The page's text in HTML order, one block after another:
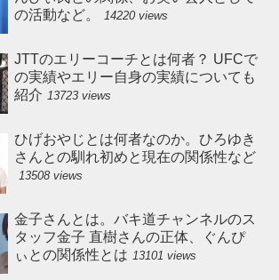
の活動など。
14220 views
JTTのエリーコーチとは何者？ UFCで
の実績やエリー自身の実績についても
紹介 13723 views
ひげおやじとは何者なのか。ひろゆき
さんとの馴れ初めと現在の関係性など
13508 views
金子さんとは。バキ道チャンネルのス
タッフ金子 直樹さんの正体、ぐんぴ
ぃとの関係性とは 13101 views